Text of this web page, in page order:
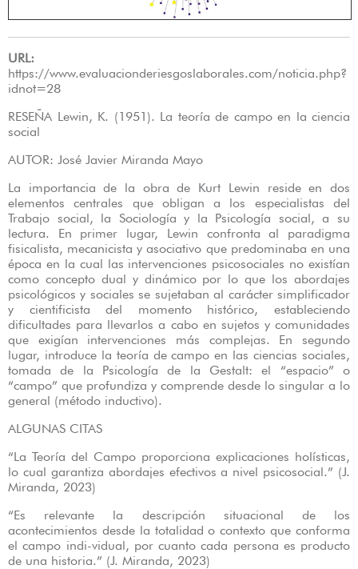
URL:
https://www.evaluacionderiesgoslaborales.com/noticia.php?
idnot=28
RESEÑA Lewin, K. (1951). La teoría de campo en la ciencia
social
AUTOR: José Javier Miranda Mayo
La importancia de la obra de Kurt Lewin reside en dos
elementos centrales que obligan a los especialistas del
Trabajo social, la Sociología y la Psicología social, a su
lectura. En primer lugar, Lewin confronta al paradigma
fisicalista, mecanicista y asociativo que predominaba en una
época en la cual las intervenciones psicosociales no existían
como concepto dual y dinámico por lo que los abordajes
psicológicos y sociales se sujetaban al carácter simplificador
y cientificista del momento histórico, estableciendo
dificultades para llevarlos a cabo en sujetos y comunidades
que exigían intervenciones más complejas. En segundo
lugar, introduce la teoría de campo en las ciencias sociales,
tomada de la Psicología de la Gestalt: el “espacio” o
“campo” que profundiza y comprende desde lo singular a lo
general (método inductivo).
ALGUNAS CITAS
“La Teoría del Campo proporciona explicaciones holísticas,
lo cual garantiza abordajes efectivos a nivel psicosocial.” (J.
Miranda, 2023)
“Es relevante la descripción situacional de los
acontecimientos desde la totalidad o contexto que conforma
el campo indi-vidual, por cuanto cada persona es producto
de una historia.” (J. Miranda, 2023)